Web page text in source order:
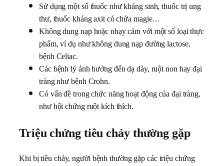
Sử dụng một số thuốc như kháng sinh, thuốc trị ung
thư, thuốc kháng axit có chứa magie…
Không dung nạp hoặc nhạy cảm với một số loại thực
phẩm, ví dụ như không dung nạp đường lactose,
bệnh Celiac.
Các bệnh lý ảnh hưởng đến dạ dày, ruột non hay đại
tràng như bệnh Crohn.
Có vấn đề trong chức năng hoạt động của đại tràng,
như hội chứng ruột kích thích.
Triệu chứng tiêu chảy thường gặp
Khi bị tiêu chảy, người bệnh thường gặp các triệu chứng